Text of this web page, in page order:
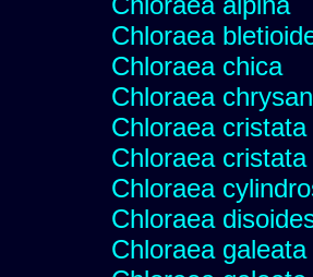
Chloraea
Chloraea chica
Chloraea
Chloraea cristata
Chloraea
Chloraea
Chloraea
Chloraea galeata